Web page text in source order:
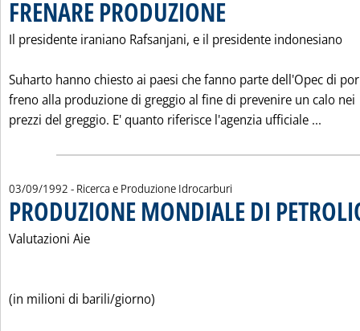
FRENARE PRODUZIONE
Il presidente iraniano Rafsanjani, e il presidente indonesiano
Suharto hanno chiesto ai paesi che fanno parte dell'Opec di
freno alla produzione di greggio al fine di prevenire un calo nei
prezzi del greggio. E' quanto riferisce l'agenzia ufficiale ...
03/09/1992 - Ricerca e Produzione Idrocarburi
PRODUZIONE MONDIALE DI
Valutazioni Aie
(in milioni di barili/giorno)